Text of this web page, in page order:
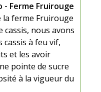
- Ferme Fruirouge
la ferme Fruirouge
cassis, nous avons
à feu vif,
et les avoir
pointe de sucre
à la vigueur du